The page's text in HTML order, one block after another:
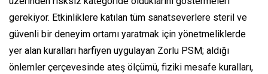
gerekiyor. Etkinliklere katılan tüm sanatseverlere steril ve
güvenli bir deneyim ortamı yaratmak için yönetmeliklerde
yer alan kuralları harfiyen uygulayan Zorlu PSM; aldığı
önlemler çerçevesinde ateş ölçümü, fiziki mesafe kuralları,